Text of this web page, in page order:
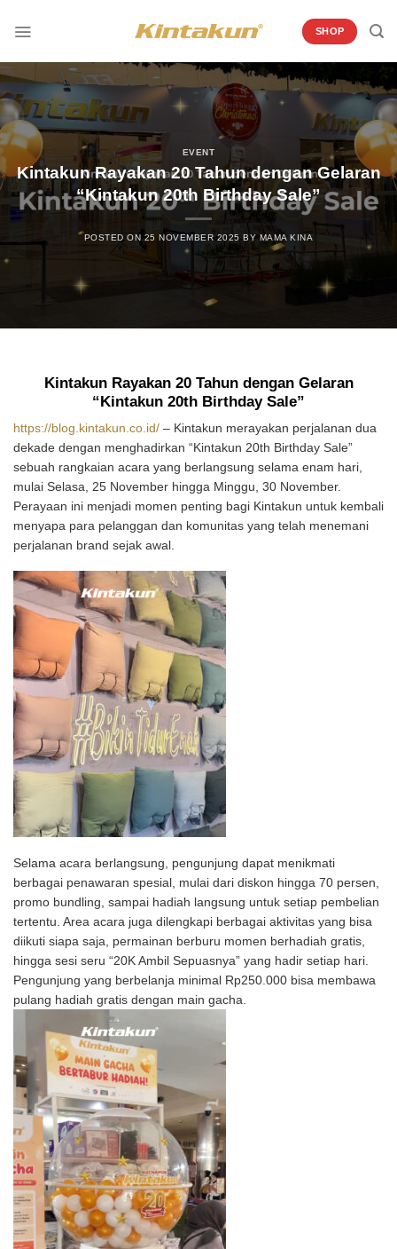
SHOP
EVENT
Kintakun Rayakan 20 Tahun dengan Gelaran
“Kintakun 20th Birthday Sale”
POSTED ON25 NOVEMBER 2025 BY MAMA KINA
Kintakun Rayakan 20 Tahun dengan Gelaran
“Kintakun 20th Birthday Sale”
https://blog.kintakun.co.id/ – Kintakun merayakan perjalanan dua
dekade dengan menghadirkan “Kintakun 20th Birthday Sale”
sebuah rangkaian acara yang berlangsung selama enam hari,
mulai Selasa, 25 November hingga Minggu, 30 November.
Perayaan ini menjadi momen penting bagi Kintakun untuk kembali
menyapa para pelanggan dan komunitas yang telah menemani
perjalanan brand sejak awal.
Selama acara berlangsung, pengunjung dapat menikmati
berbagai penawaran spesial, mulai dari diskon hingga 70 persen,
promo bundling, sampai hadiah langsung untuk setiap pembelian
tertentu. Area acara juga dilengkapi berbagai aktivitas yang bisa
diikuti siapa saja, permainan berburu momen berhadiah gratis,
hingga sesi seru “20K Ambil Sepuasnya” yang hadir setiap hari.
Pengunjung yang berbelanja minimal Rp250.000 bisa membawa
pulang hadiah gratis dengan main gacha.